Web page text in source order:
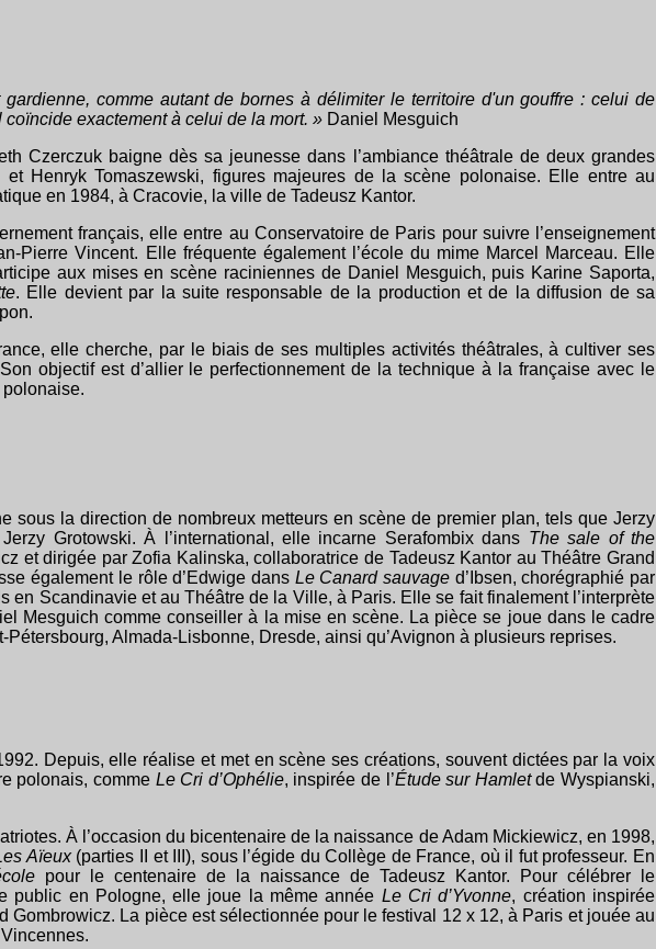
comme autant de bornes à délimiter le territoire d'un gouffre : celui de
exactement à celui de la mort. » Daniel Mesguich
Czerczuk baigne dès sa jeunesse dans l’ambiance théâtrale de deux grandes
Henryk Tomaszewski, figures majeures de la scène polonaise. Elle entre au
en 1984, à Cracovie, la ville de Tadeusz Kantor.
français, elle entre au Conservatoire de Paris pour suivre l’enseignement
Pierre Vincent. Elle fréquente également l’école du mime Marcel Marceau. Elle
aux mises en scène raciniennes de Daniel Mesguich, puis Karine Saporta,
. Elle devient par la suite responsable de la production et de la diffusion de sa
elle cherche, par le biais de ses multiples activités théâtrales, à cultiver ses
objectif est d’allier le perfectionnement de la technique à la française avec le
sous la direction de nombreux metteurs en scène de premier plan, tels que Jerzy
Grotowski. À l’international, elle incarne Serafombix dans The sale of the
et dirigée par Zofia Kalinska, collaboratrice de Tadeusz Kantor au Théâtre Grand
également le rôle d’Edwige dans Le Canard sauvage d’Ibsen, chorégraphié par
en Scandinavie et au Théâtre de la Ville, à Paris. Elle se fait finalement l’interprète
Mesguich comme conseiller à la mise en scène. La pièce se joue dans le cadre
Almada-Lisbonne, Dresde, ainsi qu’Avignon à plusieurs reprises.
Depuis, elle réalise et met en scène ses créations, souvent dictées par la voix
polonais, comme Le Cri d’Ophélie, inspirée de l’Étude sur Hamletde Wyspianski,
À l’occasion du bicentenaire de la naissance de Adam Mickiewicz, en 1998,
Aïeux (parties II et III), sous l’égide du Collège de France, où il fut professeur. En
pour le centenaire de la naissance de Tadeusz Kantor. Pour célébrer le
public en Pologne, elle joue la même année Le Cri d’Yvonne, création inspirée
Gombrowicz. La pièce est sélectionnée pour le festival 12 x 12, à Paris et jouée au